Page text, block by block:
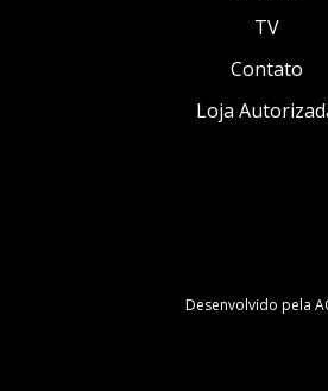
TV
Contato
Loja
Desenvolvido pela